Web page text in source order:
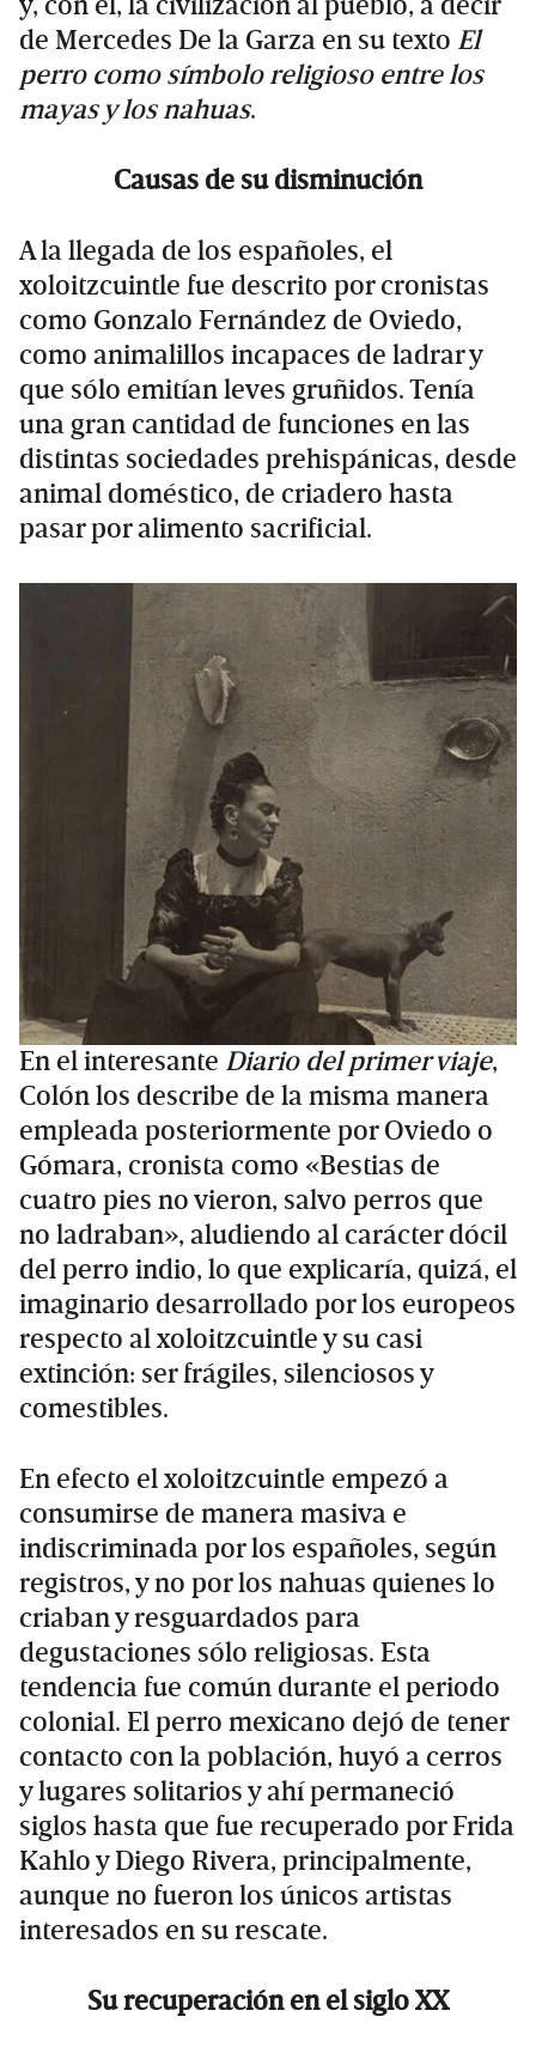
de Mercedes De la Garza en su texto El
perro como símbolo religioso entre los
mayas y los nahuas.
Causas de su disminución
A la llegada de los españoles, el
xoloitzcuintle fue descrito por cronistas
como Gonzalo Fernández de Oviedo,
como animalillos incapaces de ladrar y
que sólo emitían leves gruñidos. Tenía
una gran cantidad de funciones en las
distintas sociedades prehispánicas, desde
animal doméstico, de criadero hasta
pasar por alimento sacrificial.
En el interesante Diario del primer viaje,
Colón los describe de la misma manera
empleada posteriormente por Oviedo o
Gómara, cronista como «Bestias de
cuatro pies no vieron, salvo perros que
no ladraban», aludiendo al carácter dócil
del perro indio, lo que explicaría, quizá, el
imaginario desarrollado por los europeos
respecto al xoloitzcuintle y su casi
extinción: ser frágiles, silenciosos y
comestibles.
En efecto el xoloitzcuintle empezó a
consumirse de manera masiva e
indiscriminada por los españoles, según
registros, y no por los nahuas quienes lo
criaban y resguardados para
degustaciones sólo religiosas. Esta
tendencia fue común durante el periodo
colonial. El perro mexicano dejó de tener
contacto con la población, huyó a cerros
y lugares solitarios y ahí permaneció
siglos hasta que fue recuperado por Frida
Kahlo y Diego Rivera, principalmente,
aunque no fueron los únicos artistas
interesados en su rescate.
Su recuperación en el siglo XX